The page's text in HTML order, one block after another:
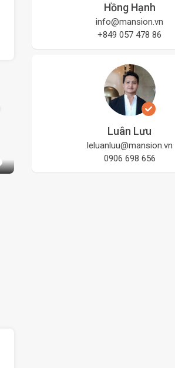
Hồng Hạnh
info@mansion.vn
+849 057 478 86
Luân Lưu
leluanluu@mansion.vn
0906 698 656